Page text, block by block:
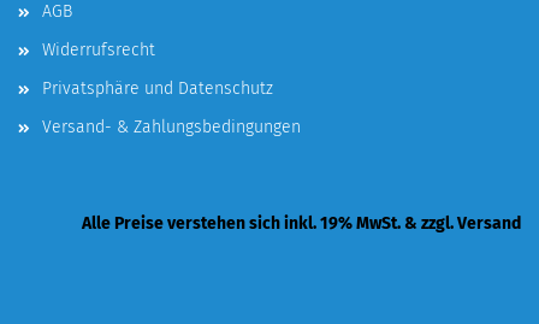
AGB
Widerrufsrecht
Privatsphäre und Datenschutz
Versand- & Zahlungsbedingungen
Alle Preise verstehen sich inkl. 19% MwSt. & zzgl. Versand